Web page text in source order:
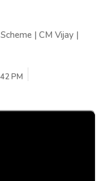
| CM Vijay |
PM